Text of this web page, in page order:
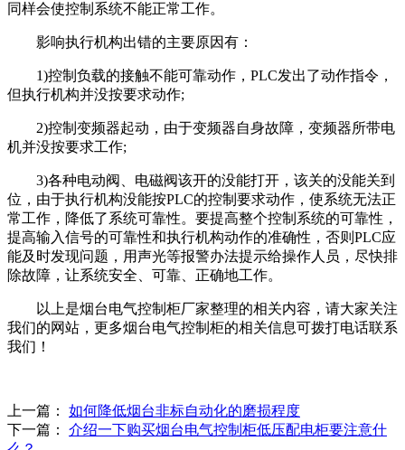
同样会使控制系统不能正常工作。
影响执行机构出错的主要原因有：
1)控制负载的接触不能可靠动作，PLC发出了动作指令，
但执行机构并没按要求动作;
2)控制变频器起动，由于变频器自身故障，变频器所带电
机并没按要求工作;
3)各种电动阀、电磁阀该开的没能打开，该关的没能关到
位，由于执行机构没能按PLC的控制要求动作，使系统无法正
常工作，降低了系统可靠性。要提高整个控制系统的可靠性，
提高输入信号的可靠性和执行机构动作的准确性，否则PLC应
能及时发现问题，用声光等报警办法提示给操作人员，尽快排
除故障，让系统安全、可靠、正确地工作。
以上是烟台电气控制柜厂家整理的相关内容，请大家关注
我们的网站，更多烟台电气控制柜的相关信息可拨打电话联系
我们！
上一篇： 如何降低烟台非标自动化的磨损程度
下一篇： 介绍一下购买烟台电气控制柜低压配电柜要注意什